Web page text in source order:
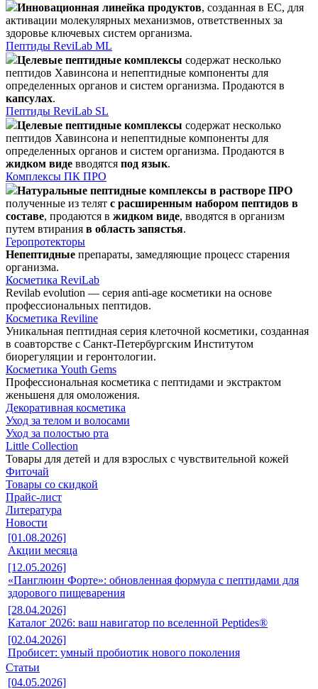
Инновационная линейка продуктов, созданная в ЕС, для
активации молекулярных механизмов, ответственных за
здоровье ключевых систем организма.
Пептиды ReviLab ML
Целевые пептидные комплексы содержат несколько
пептидов Хавинсона и непептидные компоненты для
определенных органов и систем организма. Продаются в
капсулах.
Пептиды ReviLab SL
Целевые пептидные комплексы содержат несколько
пептидов Хавинсона и непептидные компоненты для
определенных органов и систем организма. Продаются в
жидком виде вводятся под язык.
Комплексы ПК ПРО
Натуральные пептидные комплексы в растворе ПРО
полученные из телят с расширенным набором пептидов в
составе, продаются в жидком виде, вводятся в организм
путем втирания в область запястья.
Геропротекторы
Непептидные препараты, замедляющие процесс старения
организма.
Косметика ReviLab
Revilab evolution — серия anti-age косметики на основе
профессиональных пептидов.
Косметика Reviline
Уникальная пептидная серия клеточной косметики, созданная
в соавторстве с Санкт-Петербургским Институтом
биорегуляции и геронтологии.
Косметика Youth Gems
Профессиональная косметика с пептидами и экстрактом
женьшеня для омоложения.
Декоративная косметика
Уход за телом и волосами
Уход за полостью рта
Little Collection
Товары для детей и для взрослых с чувствительной кожей
Фиточай
Товары со скидкой
Прайс-лист
Литература
Новости
[01.08.2026]
Акции месяца
[12.05.2026]
«Панглюин Форте»: обновленная формула с пептидами для
здорового пищеварения
[28.04.2026]
Каталог 2026: ваш навигатор по вселенной Peptides®
[02.04.2026]
Пробисет: умный пробиотик нового поколения
Статьи
[04.05.2026]